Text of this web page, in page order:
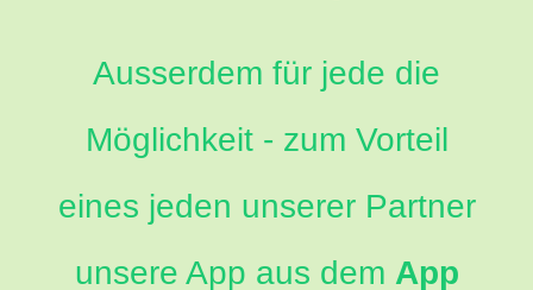
Ausserdem für jede die
Möglichkeit - zum Vorteil
eines jeden unserer Partner
unsere App aus dem App